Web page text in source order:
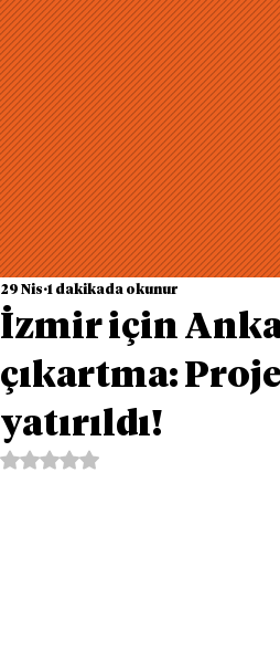
İzmir için
çıkartma:
yatırıldı!
29 Nis 1 dakikada okunur
5 üzerinden NaN yıldız